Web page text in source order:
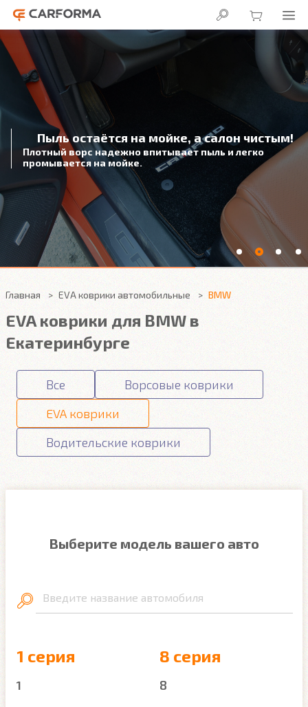
Пыль остаётся на мойке, а салон чистым!
Плотный ворс надежно впитывает пыль и легко
промывается на мойке.
Главная EVA коврики автомобильные BMW
EVA коврики для BMW в
Екатеринбурге
Все
Ворсовые коврики
EVA коврики
Водительские коврики
Выберите модель вашего авто
Введите название автомобиля
1 серия
1
8 серия
8